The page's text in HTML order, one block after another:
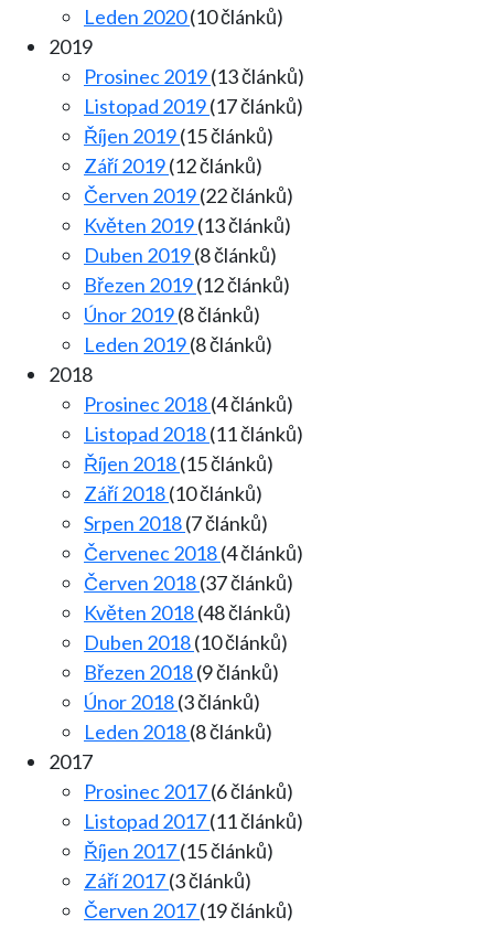
Leden 2020(10 článků)
2019
Prosinec 2019(13 článků)
Listopad 2019(17 článků)
Říjen 2019(15 článků)
Září 2019(12 článků)
Červen 2019(22 článků)
Květen 2019(13 článků)
Duben 2019(8 článků)
Březen 2019(12 článků)
Únor 2019(8 článků)
Leden 2019(8 článků)
2018
Prosinec 2018(4 článků)
Listopad 2018(11 článků)
Říjen 2018(15 článků)
Září 2018(10 článků)
Srpen 2018(7 článků)
Červenec 2018(4 článků)
Červen 2018(37 článků)
Květen 2018(48 článků)
Duben 2018(10 článků)
Březen 2018(9 článků)
Únor 2018(3 článků)
Leden 2018(8 článků)
2017
Prosinec 2017(6 článků)
Listopad 2017(11 článků)
Říjen 2017(15 článků)
Září 2017(3 článků)
Červen 2017(19 článků)